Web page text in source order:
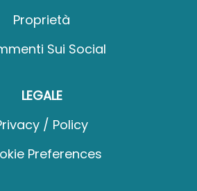
Proprietà
Sui Social
LEGALE
/ Policy
Preferences